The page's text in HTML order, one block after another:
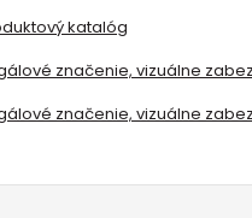
katalóg
značenie, vizuálne
značenie, vizuálne